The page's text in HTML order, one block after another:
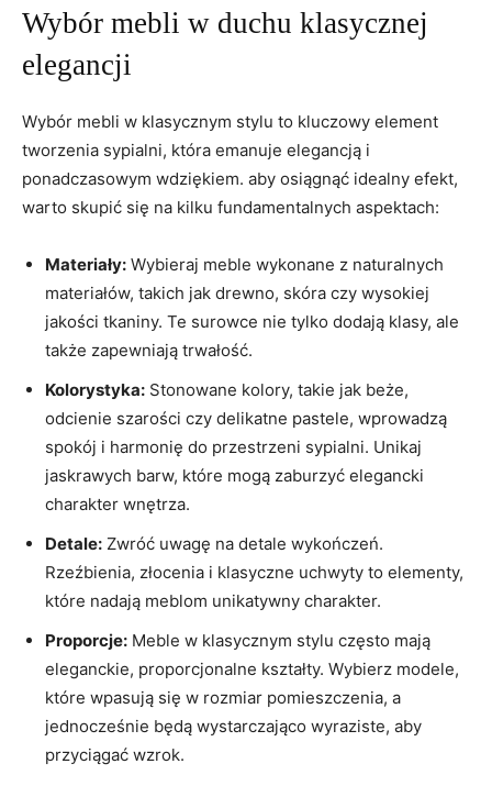
Wybór mebli w duchu klasycznej
elegancji
Wybór mebli w klasycznym stylu to kluczowy element
tworzenia sypialni, która emanuje elegancją i
ponadczasowym wdziękiem. aby osiągnąć idealny efekt,
warto skupić się na kilku fundamentalnych aspektach:
Materiały: Wybieraj meble wykonane z naturalnych
materiałów, takich jak drewno, skóra czy wysokiej
jakości tkaniny. Te surowce nie tylko dodają klasy, ale
także zapewniają trwałość.
Kolorystyka: Stonowane kolory, takie jak beże,
odcienie szarości czy delikatne pastele, wprowadzą
spokój i harmonię do przestrzeni sypialni. Unikaj
jaskrawych barw, które mogą zaburzyć elegancki
charakter wnętrza.
Detale: Zwróć uwagę na detale wykończeń.
Rzeźbienia, złocenia i klasyczne uchwyty to elementy,
które nadają meblom unikatywny charakter.
Proporcje: Meble w klasycznym stylu często mają
eleganckie, proporcjonalne kształty. Wybierz modele,
które wpasują się w rozmiar pomieszczenia, a
jednocześnie będą wystarczająco wyraziste, aby
przyciągać wzrok.